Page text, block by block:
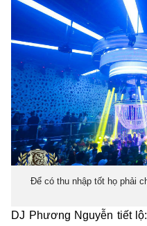
Để có thu nhập tốt họ phải
DJ Phương Nguyễn tiết